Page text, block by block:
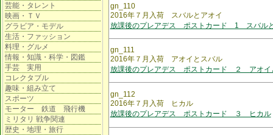
芸能・タレント
映画・ＴＶ
グラビア・モデル
生活・ファッション
料理・グルメ
情報・知識・科学・図鑑
手芸 実用
コレクタブル
趣味・組み立て
スポーツ
モーター 鉄道 飛行機
ミリタリ 戦争関連
歴史・地理・旅行
gn_110
2016年７月入荷 スバルとアオイ
放課後のプレアデス ポストカード 1 スバル
gn_111
2016年７月入荷 アオイとスバル
放課後のプレアデス ポストカード ２ アオイ
gn_112
2016年７月入荷 ヒカル
放課後のプレアデス ポストカード ３ ヒカル